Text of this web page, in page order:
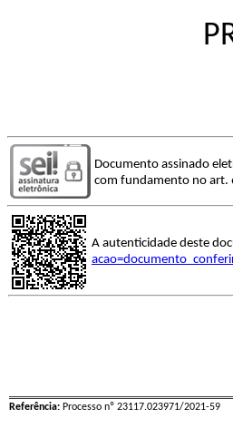
Documento assinado
com fundamento no art.
A autenticidade deste
Referência: Processo nº 23117.023971/2021-59